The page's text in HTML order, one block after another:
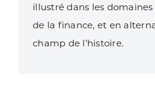
illustré dans les
de la finance, et en
champ de l’histoire.